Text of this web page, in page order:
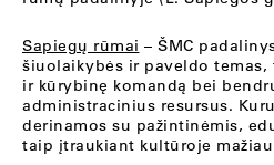
Sapiegų rūmai – ŠMC
šiuolaikybės ir paveldo
ir kūrybinę komandą bei
administracinius resursus.
derinamos su pažintinėmis,
taip įtraukiant kultūroje